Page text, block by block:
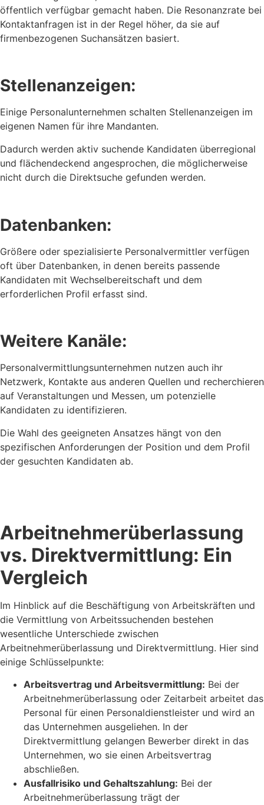
öffentlich verfügbar gemacht haben. Die Resonanzrate bei
Kontaktanfragen ist in der Regel höher, da sie auf
firmenbezogenen Suchansätzen basiert.
Stellenanzeigen:
Einige Personalunternehmen schalten Stellenanzeigen im
eigenen Namen für ihre Mandanten.
Dadurch werden aktiv suchende Kandidaten überregional
und flächendeckend angesprochen, die möglicherweise
nicht durch die Direktsuche gefunden werden.
Datenbanken:
Größere oder spezialisierte Personalvermittler verfügen
oft über Datenbanken, in denen bereits passende
Kandidaten mit Wechselbereitschaft und dem
erforderlichen Profil erfasst sind.
Weitere Kanäle:
Personalvermittlungsunternehmen nutzen auch ihr
Netzwerk, Kontakte aus anderen Quellen und recherchieren
auf Veranstaltungen und Messen, um potenzielle
Kandidaten zu identifizieren.
Die Wahl des geeigneten Ansatzes hängt von den
spezifischen Anforderungen der Position und dem Profil
der gesuchten Kandidaten ab.
Arbeitnehmerüberlassung
vs. Direktvermittlung: Ein
Vergleich
Im Hinblick auf die Beschäftigung von Arbeitskräften und
die Vermittlung von Arbeitssuchenden bestehen
wesentliche Unterschiede zwischen
Arbeitnehmerüberlassung und Direktvermittlung. Hier sind
einige Schlüsselpunkte:
Arbeitsvertrag und Arbeitsvermittlung: Bei der
Arbeitnehmerüberlassung oder Zeitarbeit arbeitet das
Personal für einen Personaldienstleister und wird an
das Unternehmen ausgeliehen. In der
Direktvermittlung gelangen Bewerber direkt in das
Unternehmen, wo sie einen Arbeitsvertrag
abschließen.
Ausfallrisiko und Gehaltszahlung: Bei der
Arbeitnehmerüberlassung trägt der